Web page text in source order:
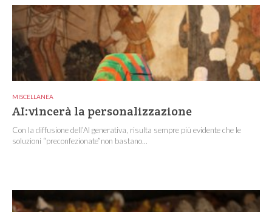
MISCELLANEA
AI:vincerà la personalizzazione
Con la diffusione dell’AI generativa, risulta sempre più evidente che le
soluzioni “preconfezionate”non bastano...